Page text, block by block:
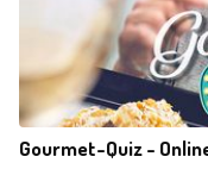
Gourmet-Quiz -